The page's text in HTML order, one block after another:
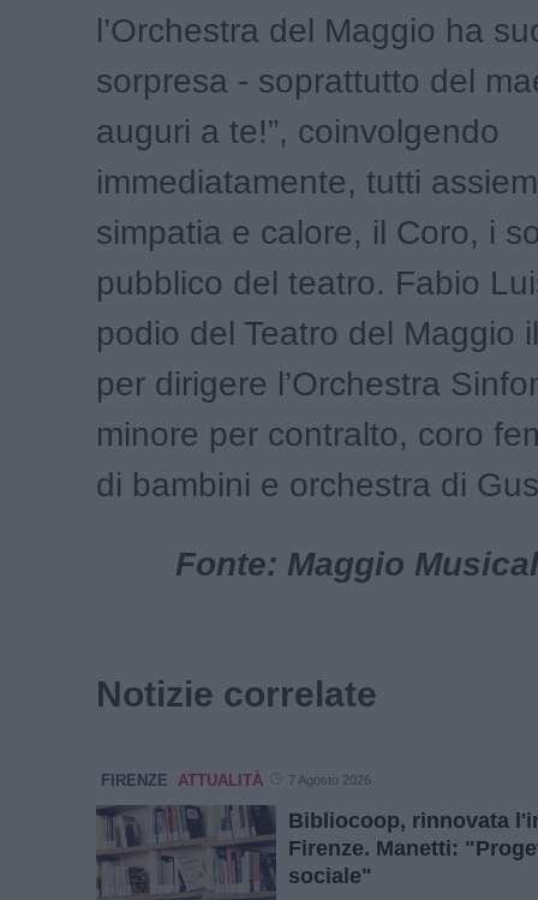
l’Orchestra del Maggio ha
sorpresa - soprattutto del
auguri a te!”, coinvolgendo
immediatamente, tutti
simpatia e calore, il Coro, i
pubblico del teatro. Fabio
podio del Teatro del Maggio
per dirigere l’Orchestra
minore per contralto, coro
di bambini e orchestra di
Fonte: Maggio
Notizie correlate
FIRENZE ATTUALITÀ 7 Agosto 2026
Bibliocoop, rinnovata
Firenze. Manetti:
sociale"